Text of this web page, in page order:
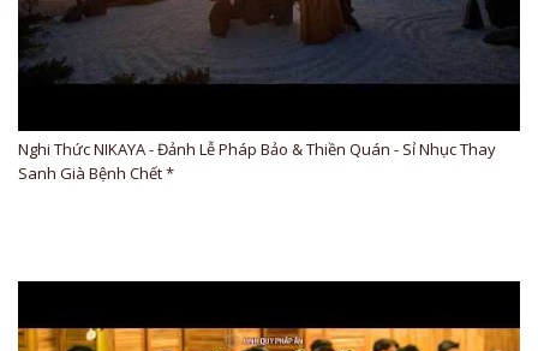
Nghi Thức NIKAYA - Đảnh Lễ Pháp Bảo & Thiền Quán - Sỉ Nhục Thay
Sanh Già Bệnh Chết *